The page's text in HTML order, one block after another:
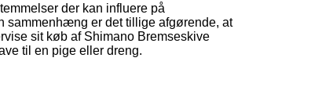
der kan influere på
sammenhæng er det tillige afgørende, at
sit køb af Shimano Bremseskive
til en pige eller dreng.